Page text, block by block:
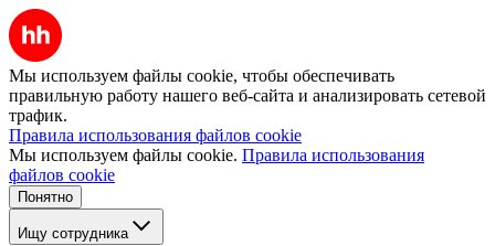
Мы используем файлы cookie, чтобы обеспечивать
правильную работу нашего веб-сайта и анализировать сетевой
трафик.
Правила использования файлов cookie
Мы используем файлы cookie. Правила использования
файлов cookie
Понятно
Ищу сотрудника